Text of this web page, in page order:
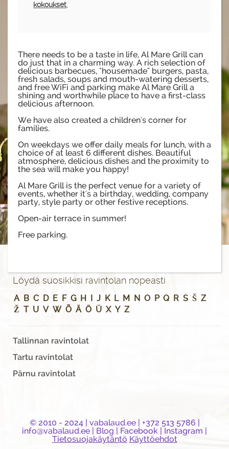
kokoukset,
There needs to be a taste in life, Al Mare Grill can
do just that in a charming way. A rich selection of
delicious barbecues, "housemade" burgers, pasta,
fresh salads, soups and mouth-watering desserts,
and free WiFi and parking make Al Mare Grill a
shining and worthwhile place to have a first-class
delicious afternoon.
We have also created a children's corner for
families.
On weekdays we offer daily meals for lunch, with a
choice of at least 6 different dishes. Beautiful
atmosphere, delicious dishes and the proximity to
the sea will make you happy!
Al Mare Grill is the perfect venue for a variety of
events, whether it's a birthday, wedding, company
party, style party or other festive receptions.
Open-air terrace in summer!
Free parking.
Löydä suosikkisi ravintolan nopeasti
A B C D E F G H J K L M N O P Q R S Š Z
Ž T U V W Õ Ä Ö Ü X Y Z
Tallinnan ravintolat
Tartu ravintolat
Pärnu ravintolat
© 2010 - 2024 | vabalaud.ee| +372 513 5786 |
info@vabalaud.ee
Blog Facebook Instagram
Tietosuojakäytäntö Käyttöehdot